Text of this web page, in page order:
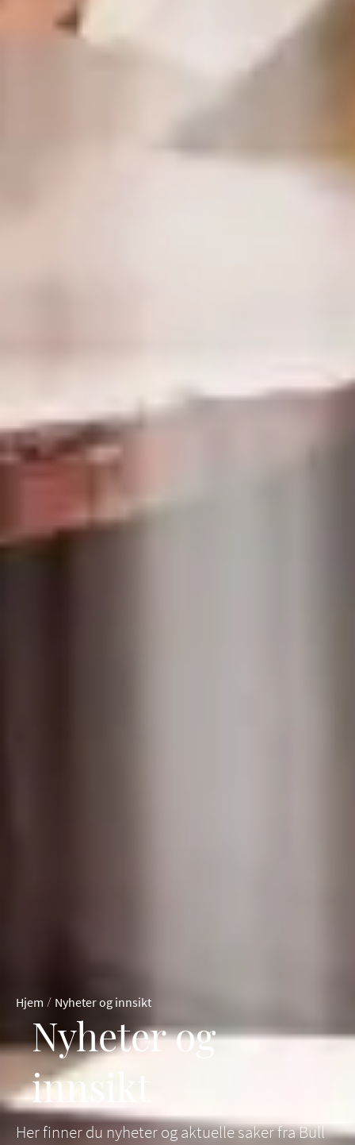
Hjem / Nyheter og innsikt
Nyheter og
innsikt
Her finner du nyheter og aktuelle saker fra Bull